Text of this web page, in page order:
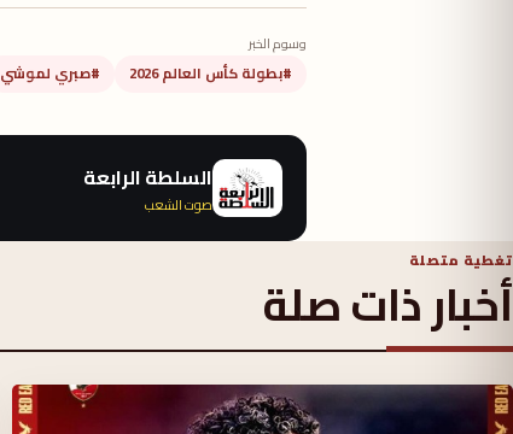
وسوم الخبر
#بطولة كأس العالم 2026 #صبري لموشي
السلطة الرابعة
صوت الشعب
تغطية متصلة
أخبار ذات صلة